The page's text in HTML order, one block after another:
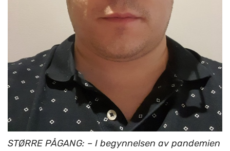
STØRRE PÅGANG: – I begynnelsen av pandemien